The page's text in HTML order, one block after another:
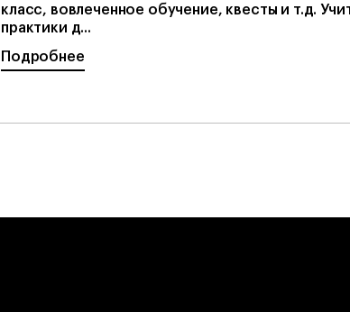
класс, вовлеченное обучение, квесты и т.д.
практики д...
Подробнее